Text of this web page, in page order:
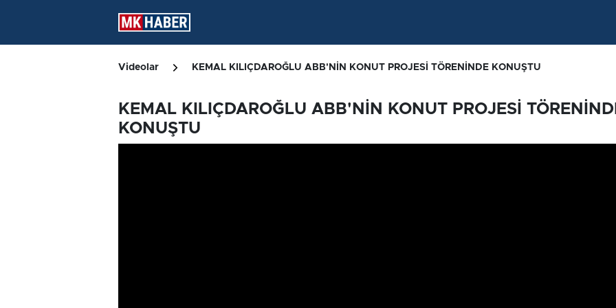
Videolar KEMAL KILIÇDAROĞLU ABB'NİN KONUT PROJESİ TÖRENİNDE KONUŞTU
KEMAL KILIÇDAROĞLU ABB'NİN KONUT PROJESİ
KONUŞTU